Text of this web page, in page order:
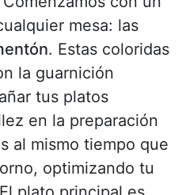
mesa: las
. Estas coloridas
la guarnición
tus platos
en la preparación
al mismo tiempo que
optimizando tu